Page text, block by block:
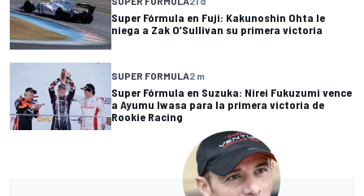
Super Fórmula en Fuji: Kakunoshin Ohta le
niega a Zak O’Sullivan su primera victoria
SUPER FORMULA2 m
Super Fórmula en Suzuka: Nirei Fukuzumi vence
a Ayumu Iwasa para la primera victoria de
Rookie Racing